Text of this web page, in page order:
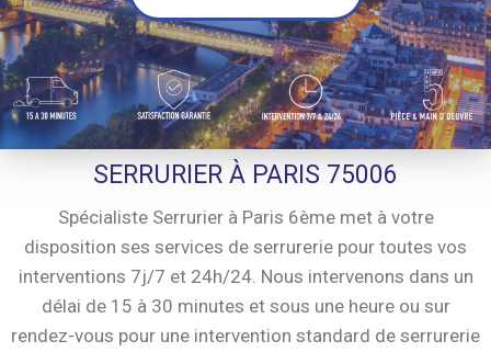
SERRURIER À PARIS 75006
Spécialiste Serrurier à Paris 6ème met à votre
disposition ses services de serrurerie pour toutes vos
interventions 7j/7 et 24h/24. Nous intervenons dans un
délai de 15 à 30 minutes et sous une heure ou sur
rendez-vous pour une intervention standard de serrurerie